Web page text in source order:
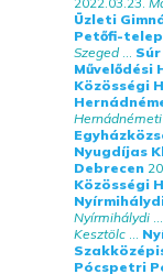
Üzleti
Petőfi-
Szeged...
Művelődési
Közösségi
Hernádnémeti
Nyugdíjas
Debrecen
Közösségi
Nyírmihálydi ...
Kesztölc ...
Pócspetri